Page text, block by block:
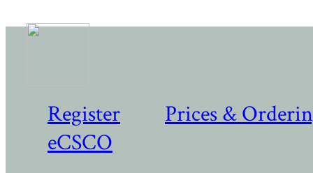
Register
Prices &
eCSCO